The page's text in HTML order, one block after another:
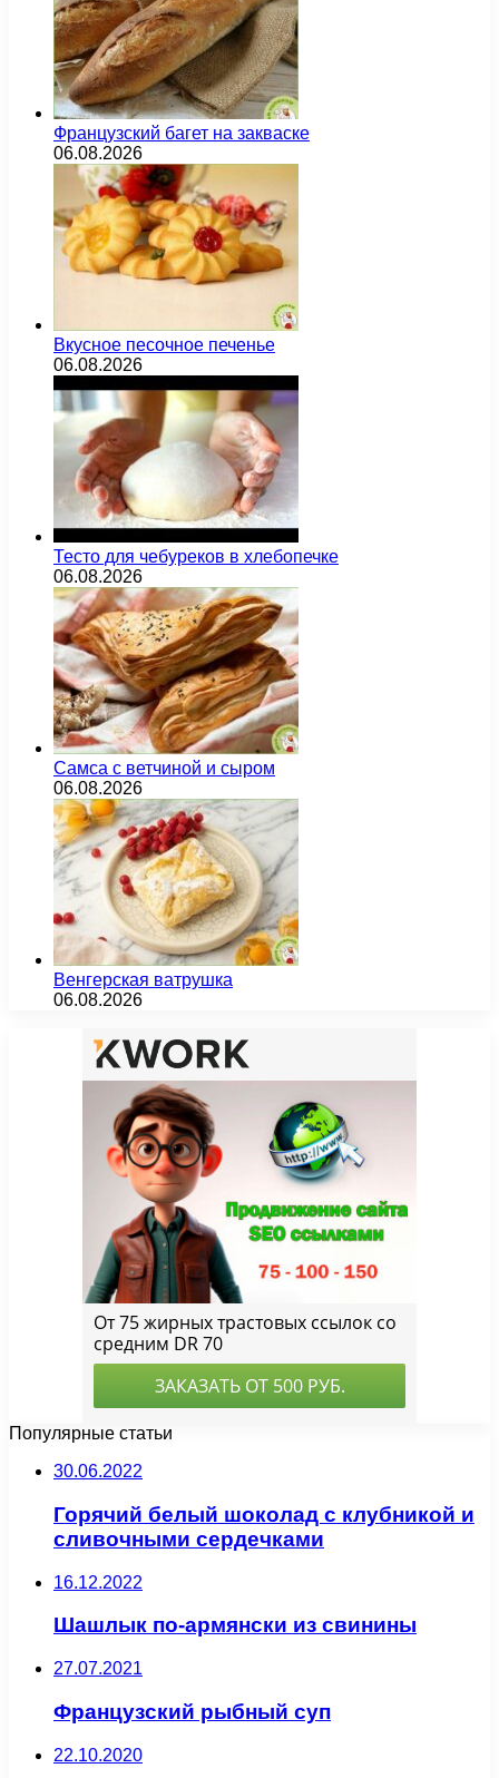
Французский багет на закваске
06.08.2026
Вкусное песочное печенье
06.08.2026
Тесто для чебуреков в хлебопечке
06.08.2026
Самса с ветчиной и сыром
06.08.2026
Венгерская ватрушка
06.08.2026
Популярные статьи
30.06.2022
Горячий белый шоколад с клубникой и
сливочными сердечками
16.12.2022
Шашлык по-армянски из свинины
27.07.2021
Французский рыбный суп
22.10.2020